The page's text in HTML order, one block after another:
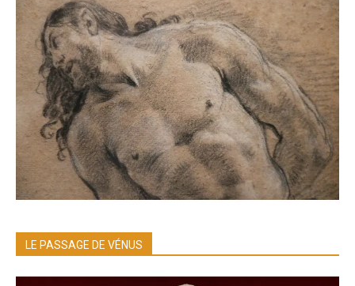
LE PASSAGE DE VÉNUS